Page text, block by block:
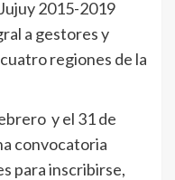
2015-2019
a gestores y
regiones de la
y el 31 de
convocatoria
para inscribirse,